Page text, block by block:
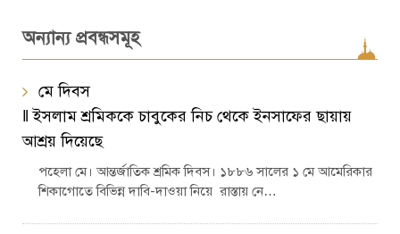
অন্যান্য প্রবন্ধসমূহ
মে দিবস
‖ ইসলাম শ্রমিককে চাবুকের নিচ থেকে ইনসাফের ছায়ায়
আশ্রয় দিয়েছে
পহেলা মে। আন্তর্জাতিক শ্রমিক দিবস। ১৮৮৬ সালের ১ মে আমেরিকার
শিকাগোতে বিভিন্ন দাবি-দাওয়া নিয়ে রাস্তায় নে…